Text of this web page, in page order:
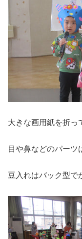
大きな画用紙を折っ
目や鼻などのパーツ
豆入れはバック型で